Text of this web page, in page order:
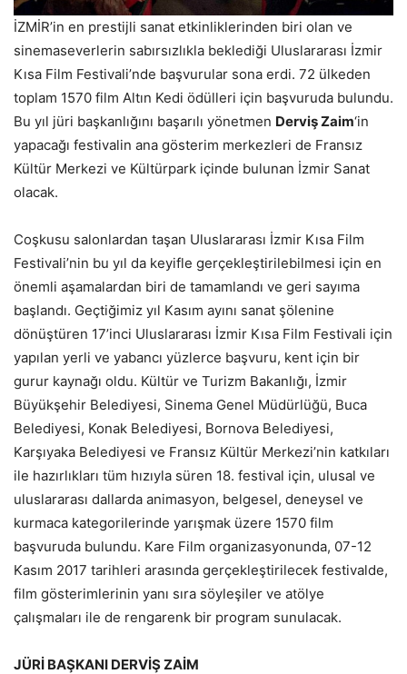
İZMİR’in en prestijli sanat etkinliklerinden biri olan ve
sinemaseverlerin sabırsızlıkla beklediği Uluslararası İzmir
Kısa Film Festivali’nde başvurular sona erdi. 72 ülkeden
toplam 1570 film Altın Kedi ödülleri için başvuruda bulundu.
Bu yıl jüri başkanlığını başarılı yönetmen Derviş Zaim‘in
yapacağı festivalin ana gösterim merkezleri de Fransız
Kültür Merkezi ve Kültürpark içinde bulunan İzmir Sanat
olacak.
Coşkusu salonlardan taşan Uluslararası İzmir Kısa Film
Festivali’nin bu yıl da keyifle gerçekleştirilebilmesi için en
önemli aşamalardan biri de tamamlandı ve geri sayıma
başlandı. Geçtiğimiz yıl Kasım ayını sanat şölenine
dönüştüren 17’inci Uluslararası İzmir Kısa Film Festivali için
yapılan yerli ve yabancı yüzlerce başvuru, kent için bir
gurur kaynağı oldu. Kültür ve Turizm Bakanlığı, İzmir
Büyükşehir Belediyesi, Sinema Genel Müdürlüğü, Buca
Belediyesi, Konak Belediyesi, Bornova Belediyesi,
Karşıyaka Belediyesi ve Fransız Kültür Merkezi’nin katkıları
ile hazırlıkları tüm hızıyla süren 18. festival için, ulusal ve
uluslararası dallarda animasyon, belgesel, deneysel ve
kurmaca kategorilerinde yarışmak üzere 1570 film
başvuruda bulundu. Kare Film organizasyonunda, 07-12
Kasım 2017 tarihleri arasında gerçekleştirilecek festivalde,
film gösterimlerinin yanı sıra söyleşiler ve atölye
çalışmaları ile de rengarenk bir program sunulacak.
JÜRİ BAŞKANI DERVİŞ ZAİM